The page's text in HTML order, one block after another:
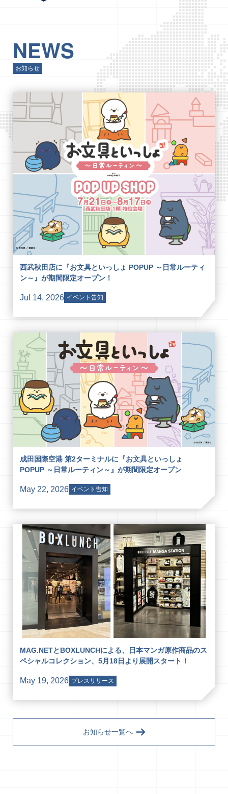
NEWS
お知らせ
西武秋田店に『お文具といっしょ POPUP ～日常ルーティ
ン～』が期間限定オープン！
Jul 14, 2026 イベント告知
成田国際空港 第2ターミナルに『お文具といっしょ
POPUP ～日常ルーティン～』が期間限定オープン
May 22, 2026 イベント告知
MAG.NETとBOXLUNCHによる、日本マンガ原作商品のス
ペシャルコレクション、5月18日より展開スタート！
May 19, 2026 プレスリリース
お知らせ一覧へ